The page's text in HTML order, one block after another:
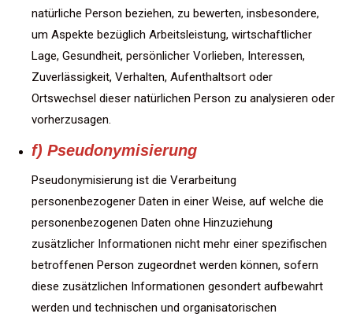
natürliche Person beziehen, zu bewerten, insbesondere,
um Aspekte bezüglich Arbeitsleistung, wirtschaftlicher
Lage, Gesundheit, persönlicher Vorlieben, Interessen,
Zuverlässigkeit, Verhalten, Aufenthaltsort oder
Ortswechsel dieser natürlichen Person zu analysieren oder
vorherzusagen.
f) Pseudonymisierung
Pseudonymisierung ist die Verarbeitung
personenbezogener Daten in einer Weise, auf welche die
personenbezogenen Daten ohne Hinzuziehung
zusätzlicher Informationen nicht mehr einer spezifischen
betroffenen Person zugeordnet werden können, sofern
diese zusätzlichen Informationen gesondert aufbewahrt
werden und technischen und organisatorischen